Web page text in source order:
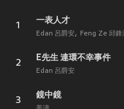
1
一表人才
Edan 呂爵安 Feng Ze 邱鋒
2
E先生 連環不幸事件
Edan 呂爵安
3
鏡中鏡